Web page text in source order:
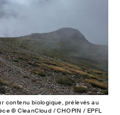
contenu biologique, prélevés au
© CleanCloud / CHOPIN / EPFL